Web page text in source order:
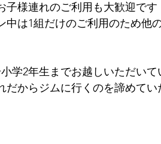
子様連れのご利用も大歓迎です
中は1組だけのご利用のため他
学2年生までお越しいただいて
だからジムに行くのを諦めて